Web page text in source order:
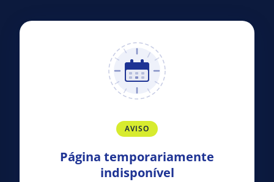
AVISO
Página temporariamente
indisponível